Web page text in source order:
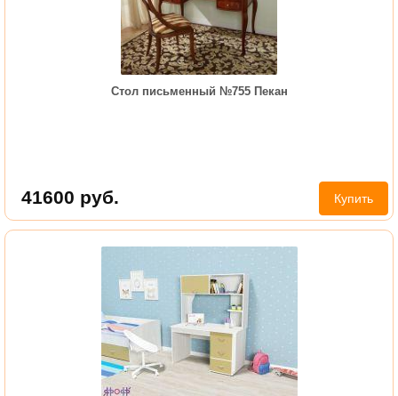
Стол письменный №755 Пекан
41600 руб. Купить